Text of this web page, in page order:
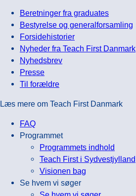
Beretninger fra graduates
Bestyrelse og generalforsamling
Forsidehistorier
Nyheder fra Teach First Danmark
Nyhedsbrev
Presse
Til forældre
Læs mere om Teach First Danmark
FAQ
Programmet
Programmets indhold
Teach First i Sydvestjylland
Visionen bag
Se hvem vi søger